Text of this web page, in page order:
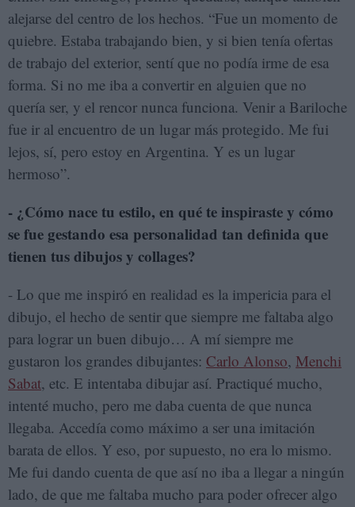
alejarse del centro de los hechos. “Fue un momento de
quiebre. Estaba trabajando bien, y si bien tenía ofertas
de trabajo del exterior, sentí que no podía irme de esa
forma. Si no me iba a convertir en alguien que no
quería ser, y el rencor nunca funciona. Venir a Bariloche
fue ir al encuentro de un lugar más protegido. Me fui
lejos, sí, pero estoy en Argentina. Y es un lugar
hermoso”.
- ¿Cómo nace tu estilo, en qué te inspiraste y cómo
se fue gestando esa personalidad tan definida que
tienen tus dibujos y collages?
- Lo que me inspiró en realidad es la impericia para el
dibujo, el hecho de sentir que siempre me faltaba algo
para lograr un buen dibujo… A mí siempre me
gustaron los grandes dibujantes: Carlo Alonso, Menchi
Sabat, etc. E intentaba dibujar así. Practiqué mucho,
intenté mucho, pero me daba cuenta de que nunca
llegaba. Accedía como máximo a ser una imitación
barata de ellos. Y eso, por supuesto, no era lo mismo.
Me fui dando cuenta de que así no iba a llegar a ningún
lado, de que me faltaba mucho para poder ofrecer algo